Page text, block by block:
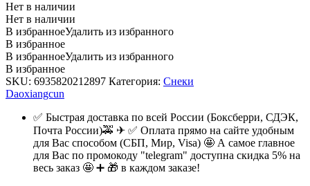
Нет в наличии
Нет в наличии
В избранноеУдалить из избранного
В избранное
В избранноеУдалить из избранного
В избранное
SKU: 6935820212897 Категория: Снеки
Daoxiangcun
✅ Быстрая доставка по всей России (Боксберри, СДЭК,
Почта России)🚕 ✈ ✅ Оплата прямо на сайте удобным
для Вас способом (СБП, Мир, Visa) 🤩 А самое главное
для Вас по промокоду "telegram" доступна скидка 5% на
весь заказ 🤩 ➕ 🎁 в каждом заказе!